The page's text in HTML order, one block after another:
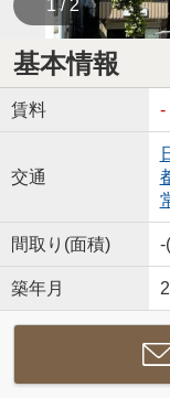
1 / 2
基本情報
賃料 -
交通
間取り(面積) -
築年月